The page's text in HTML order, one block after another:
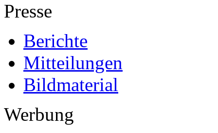
Presse
Berichte
Mitteilungen
Bildmaterial
Werbung